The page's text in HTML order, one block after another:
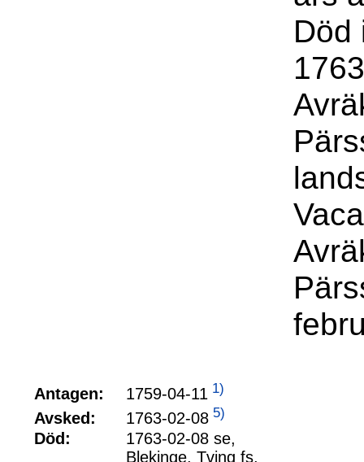
Död
Antagen: 1759-04-11 1)
Avsked: 1763-02-08 5)
Död:
1763-02-08 se,
Blekinge, Tving fs,